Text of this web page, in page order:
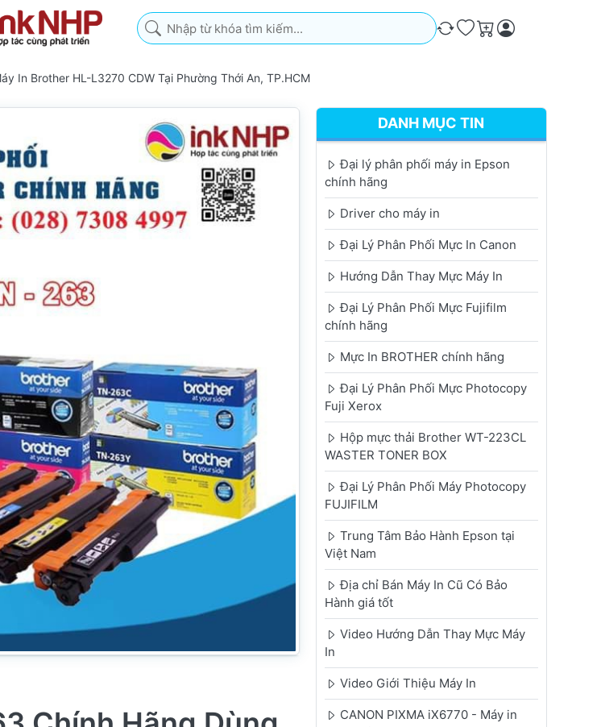
Nhập từ khóa tìm kiếm. Kết quả sẽ tự động xuất hiện khi bạn nhập. Nhấn phím
So sánh
Ưa thích
Giỏ hàng
In Brother HL-L3270 CDW Tại Phường Thới An, TP.HCM
DANH MỤC TIN
Đại lý phân phối máy in Epson
chính hãng
Driver cho máy in
Đại Lý Phân Phối Mực In Canon
Hướng Dẫn Thay Mực Máy In
Đại Lý Phân Phối Mực Fujifilm
chính hãng
Mực In BROTHER chính hãng
Đại Lý Phân Phối Mực Photocopy
Fuji Xerox
Hộp mực thải Brother WT-223CL
WASTER TONER BOX
Đại Lý Phân Phối Máy Photocopy
FUJIFILM
Trung Tâm Bảo Hành Epson tại
Việt Nam
Địa chỉ Bán Máy In Cũ Có Bảo
Hành giá tốt
Video Hướng Dẫn Thay Mực Máy
In
Video Giới Thiệu Máy In
CANON PIXMA iX6770 - Máy in